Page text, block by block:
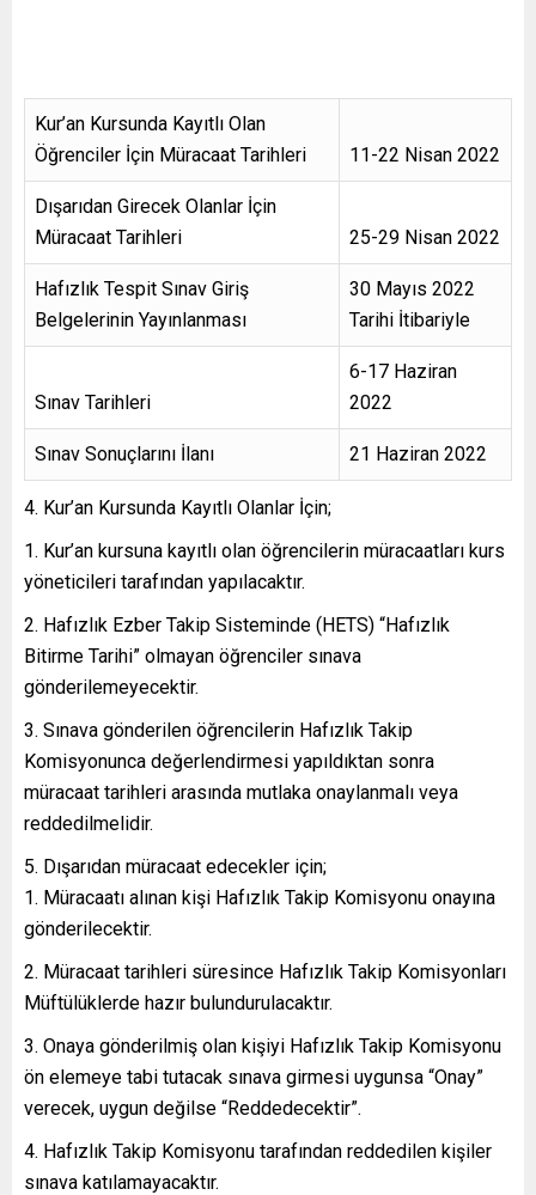
Kur’an Kursunda Kayıtlı Olan
Öğrenciler İçin Müracaat Tarihleri
11-22 Nisan 2022
Dışarıdan Girecek Olanlar İçin
Müracaat Tarihleri
25-29 Nisan 2022
Hafızlık Tespit Sınav Giriş
Belgelerinin Yayınlanması
30 Mayıs 2022
Tarihi İtibariyle
Sınav Tarihleri
6-17 Haziran
2022
Sınav Sonuçlarını İlanı 21 Haziran 2022
Kur’an Kursunda Kayıtlı Olanlar İçin;
Kur’an kursuna kayıtlı olan öğrencilerin müracaatları kurs
yöneticileri tarafından yapılacaktır.
Hafızlık Ezber Takip Sisteminde (HETS) “Hafızlık
Bitirme Tarihi” olmayan öğrenciler sınava
gönderilemeyecektir.
Sınava gönderilen öğrencilerin Hafızlık Takip
Komisyonunca değerlendirmesi yapıldıktan sonra
müracaat tarihleri arasında mutlaka onaylanmalı veya
reddedilmelidir.
Dışarıdan müracaat edecekler için;
Müracaatı alınan kişi Hafızlık Takip Komisyonu onayına
gönderilecektir.
Müracaat tarihleri süresince Hafızlık Takip Komisyonları
Müftülüklerde hazır bulundurulacaktır.
Onaya gönderilmiş olan kişiyi Hafızlık Takip Komisyonu
ön elemeye tabi tutacak sınava girmesi uygunsa “Onay”
verecek, uygun değilse “Reddedecektir”.
Hafızlık Takip Komisyonu tarafından reddedilen kişiler
sınava katılamayacaktır.